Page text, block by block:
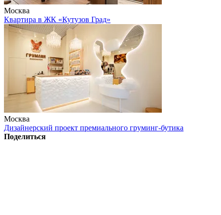
Москва
Квартира в ЖК «Кутузов Град»
Москва
Дизайнерский проект премиального груминг-бутика
Поделиться